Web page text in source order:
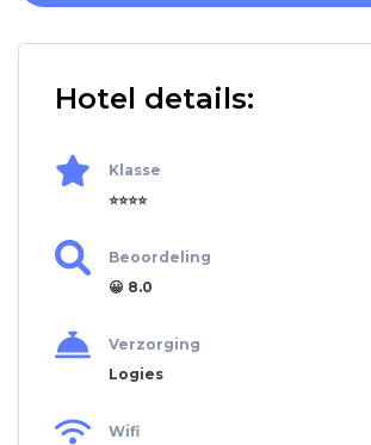
Hotel details:
Klasse
⭐⭐⭐⭐
Beoordeling
😀 8.0
Verzorging
Logies
Wifi